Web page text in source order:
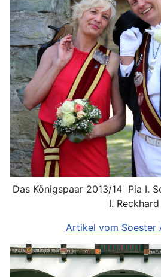
Das Königspaar 2013/14 Pia I.
I. Reckhard
Artikel vom Soester